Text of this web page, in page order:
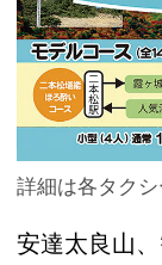
詳細は各タク
安達太良山